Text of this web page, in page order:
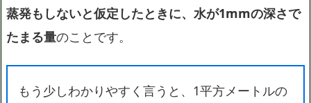
蒸発もしないと仮定したときに、水が1mmの深さで
たまる量のことです。
もう少しわかりやすく言うと、1平方メートルの